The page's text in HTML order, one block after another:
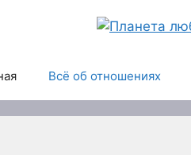
Всё об отношениях